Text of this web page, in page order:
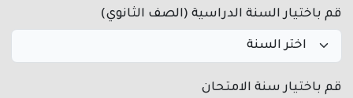
قم باختيار السنة الدراسية (الصف الثانوي)
قم باختيار سنة الامتحان